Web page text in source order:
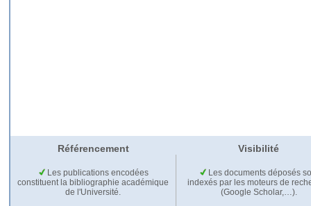
Référencement Visibilité
Les publications encodées
constituent la bibliographie académique
de l'Université.
Les documents déposés
indexés par les moteurs de
(Google Scholar,…).